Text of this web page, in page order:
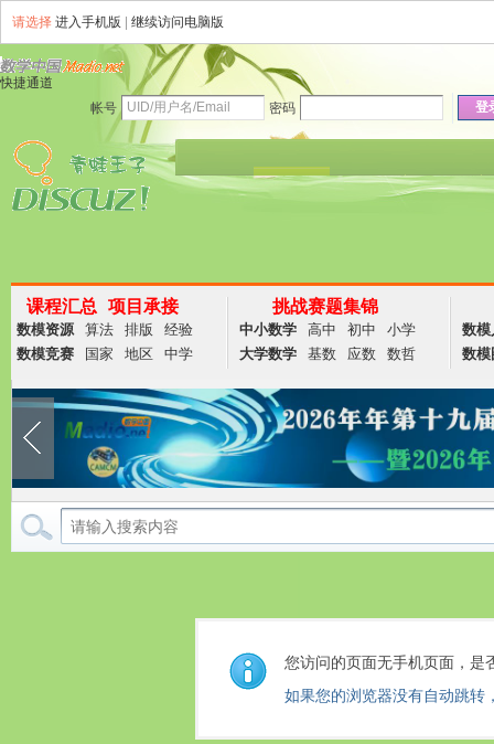
请选择 进入手机版 继续访问电脑版
快捷通道
帐号
密码 登
论坛 说说 群组
商务
课程汇总 项目承接
数模资源 算法 排版
经验
数模竞赛
国家 地区 中学
挑战赛题集锦
中小数学 高中 初中
小学
大学数学
基数 应数 数哲
数模
数模
您访问的页面无手机页面，是
如果您的浏览器没有自动跳转